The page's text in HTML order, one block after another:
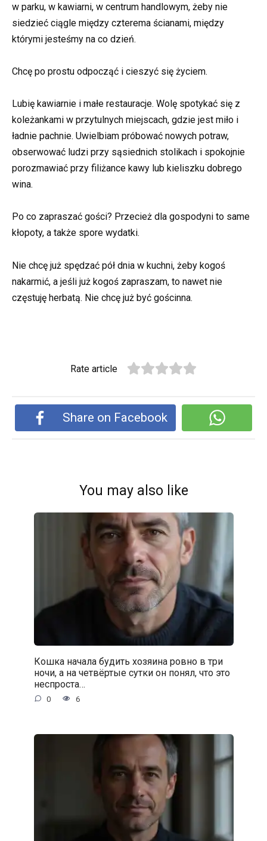
w parku, w kawiarni, w centrum handlowym, żeby nie
siedzieć ciągle między czterema ścianami, między
którymi jesteśmy na co dzień.
Chcę po prostu odpocząć i cieszyć się życiem.
Lubię kawiarnie i małe restauracje. Wolę spotykać się z
koleżankami w przytulnych miejscach, gdzie jest miło i
ładnie pachnie. Uwielbiam próbować nowych potraw,
obserwować ludzi przy sąsiednich stolikach i spokojnie
porozmawiać przy filiżance kawy lub kieliszku dobrego
wina.
Po co zapraszać gości? Przecież dla gospodyni to same
kłopoty, a także spore wydatki.
Nie chcę już spędzać pół dnia w kuchni, żeby kogoś
nakarmić, a jeśli już kogoś zapraszam, to nawet nie
częstuję herbatą. Nie chcę już być gościnna.
Rate article
Share on Facebook
You may also like
Кошка начала будить хозяина ровно в три
ночи, а на четвёртые сутки он понял, что это
неспроста…
0 6